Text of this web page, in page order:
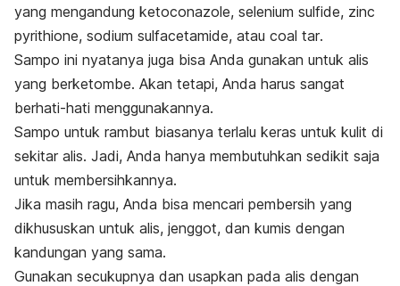
yang mengandung ketoconazole, selenium sulfide, zinc
pyrithione, sodium sulfacetamide, atau coal tar.
Sampo ini nyatanya juga bisa Anda gunakan untuk alis
yang berketombe. Akan tetapi, Anda harus sangat
berhati-hati menggunakannya.
Sampo untuk rambut biasanya terlalu keras untuk kulit di
sekitar alis. Jadi, Anda hanya membutuhkan sedikit saja
untuk membersihkannya.
Jika masih ragu, Anda bisa mencari pembersih yang
dikhususkan untuk alis, jenggot, dan kumis dengan
kandungan yang sama.
Gunakan secukupnya dan usapkan pada alis dengan